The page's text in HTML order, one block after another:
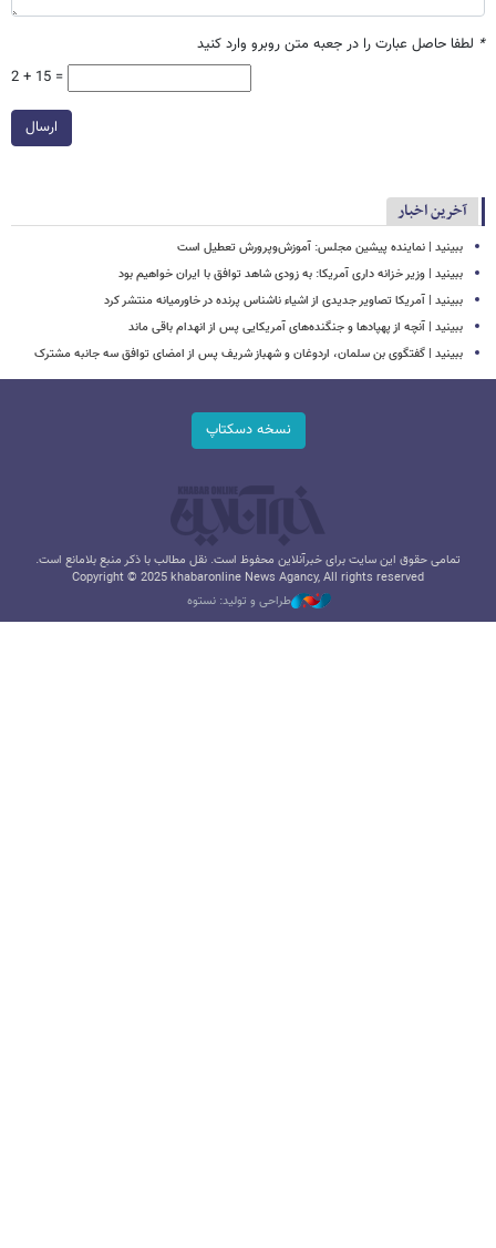
* لطفا حاصل عبارت را در جعبه متن روبرو وارد کنید
2 + 15 =
ارسال
آخرین اخبار
ببینید | نماینده پیشین مجلس: آموزش‌وپرورش تعطیل است
ببینید | وزیر خزانه داری آمریکا: به زودی شاهد توافق با ایران خواهیم بود
ببینید | آمریکا تصاویر جدیدی از اشیاء ناشناس پرنده در خاورمیانه منتشر کرد
ببینید | آنچه از پهپادها و جنگنده‌های آمریکایی پس از انهدام باقی ماند
ببینید | گفتگوی بن سلمان، اردوغان و شهباز شریف پس از امضای توافق سه جانبه مشترک
نسخه دسکتاپ
تمامی حقوق این سایت برای خبرآنلاین محفوظ است. نقل مطالب با ذکر منبع بلامانع است.
Copyright © 2025 khabaronline News Agancy, All rights reserved
طراحی و تولید: نستوه